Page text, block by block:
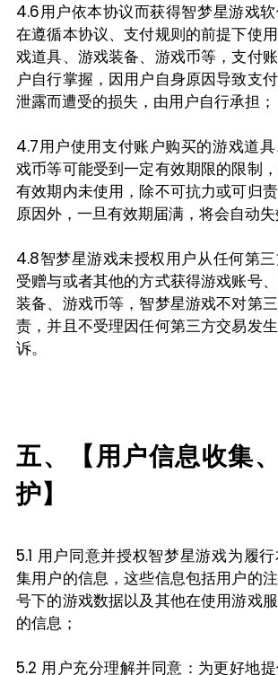
4.6用户依本协议而获得智梦星游戏
在遵循本协议、支付规则的前提下使
戏道具、游戏装备、游戏币等，支付
户自行掌握，因用户自身原因导致支
泄露而遭受的损失，由用户自行承担；
4.7用户使用支付账户购买的游戏道
戏币等可能受到一定有效期限的限制
有效期内未使用，除不可抗力或可归
原因外，一旦有效期届满，将会自动失
4.8智梦星游戏未授权用户从任何第
受赠与或者其他的方式获得游戏账号
装备、游戏币等，智梦星游戏不对第
责，并且不受理因任何第三方交易发
诉。
五、【用户信息收集
护】
5.1 用户同意并授权智梦星游戏为履
集用户的信息，这些信息包括用户的
号下的游戏数据以及其他在使用游戏
的信息；
5.2 用户充分理解并同意：为更好地